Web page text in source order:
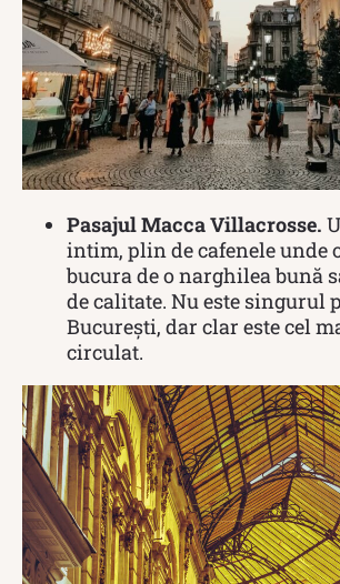
Pasajul Macca Villacrosse.
intim, plin de cafenele unde
bucura de o narghilea bună
de calitate. Nu este singurul
București, dar clar este cel
circulat.